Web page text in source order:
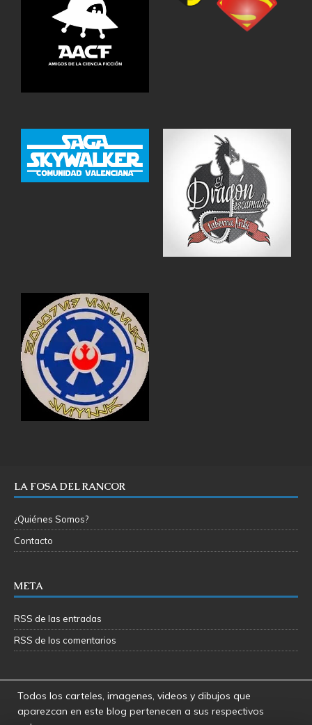
LA FOSA DEL RANCOR
¿Quiénes Somos?
Contacto
META
RSS de las entradas
RSS de los comentarios
Todos los carteles, imagenes, videos y dibujos que
aparezcan en este blog pertenecen a sus respectivos